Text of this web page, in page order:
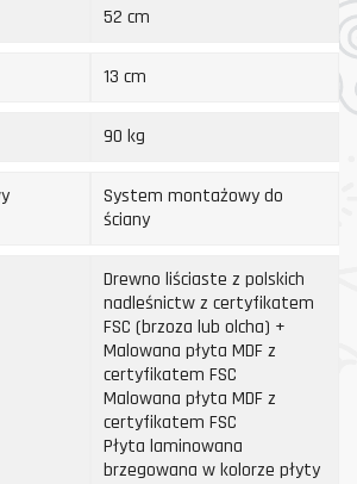
52 cm
13 cm
90 kg
System montażowy do
ściany
Drewno liściaste z polskich
nadleśnictw z certyfikatem
FSC (brzoza lub olcha) +
Malowana płyta MDF z
certyfikatem FSC
Malowana płyta MDF z
certyfikatem FSC
Płyta laminowana
brzegowana w kolorze płyty